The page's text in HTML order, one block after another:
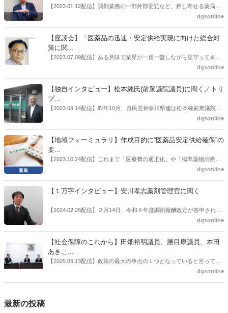
【2023.01.12配信】調剤業務の一部外部委託など、押し寄せる薬局業
界への規制改革の波。この規制改革の波を薬局業界はどう受け止めた
はないだろうか。本紙ではこうした問題について、厚労省「薬局薬剤
師の業務及び薬局の機能に関するワーキンググループ」に参考人とし
ても出席していたイイジマ薬局（長野県上田市）開設者である飯島裕
dgsonline
【座談会】「医薬品の迅速・安定供給実現に向けた総合対
策に関...
【2023.07.09配信】ある意味で業界が一喜一憂しながら見守ってきた
厚労省「医薬品の迅速・安定供給実現に向けた総合対策に関する有識
書がとりまとめられた。ドラビズon-lineでは検討会を総括する目的で
厚労省医政局医薬産業振興・医療情報企画課長（医薬産業振興・医療
情報企画課セルフケア・セルフメディケーション推進室長併任）安藤
公一氏や青山学院大学名誉教授の三村優美子氏、 日本保険薬局協会医
dgsonline
【独自インタビュー】松本純氏(前衆議院議員)に聞く／トリ
プ...
【2023.09.14配信】昨年10月、自民党神奈川県連は松本純前衆議院議
員を「自民党神奈川1区」（横浜市中区・磯子区・金沢区）の支部長
候補の前提となるもの。薬剤師に関わる政策に広く・深く関わってき
た同氏の復活に向けた薬剤師業界の期待には熱いものがある。不透明
感の払拭できない医療・介護・障害者サービスのトリプル改定等へ
の、薬剤師業界の強い危機感の裏返しといってもいいだろう。本稿で
dgsonline
【地域フォーミュラリ】作成目的に“医薬品安定供給確保”の
要...
【2023.10.24配信】これまで「医療費の適正化」や「標準薬物治療の
推進」などが目的とされることが多かった地域フォーミュラリの作
た。医薬品の安定供給確保だ。10月22日に開かれた「日本フォーミュ
飯田市）は、会員薬局から安定供給確保への強い要望があったことを
受け、安定供給確保が見込めるPPI３成分について銘柄を含めて選定
dgsonline
【１万字インタビュー】安川孝志薬剤管理官に聞く
【2024.02.26配信】２月14日、令和６年度調剤報酬改定が答申され
た。本紙では、厚生労働省保険局医療課・薬剤管理官の安川孝志氏
dgsonline
【社会保障のこれから】田畑裕明議員、勝目康議員、本田
あきこ...
【2025.05.13配信】政策の最大の争点の１つとなっていると言っても
よいのが社会保障のこれからのあり方だ。特に与党では、政府関係者
dgsonline
最新の投稿